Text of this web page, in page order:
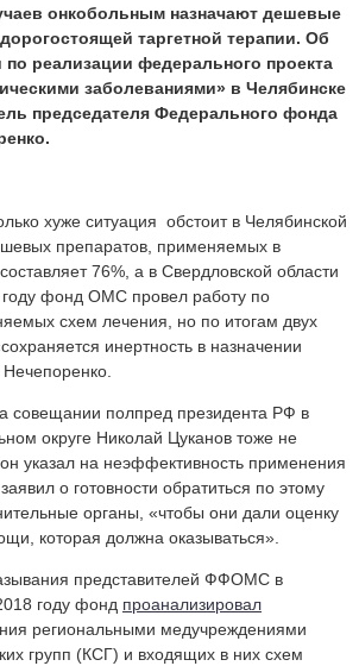
онкобольным назначают дешевые
таргетной терапии. Об
реализации федерального проекта
заболеваниями» в Челябинске
председателя Федерального фонда
хуже ситуация обстоит в Челябинской
препаратов, применяемых в
76%, а в Свердловской области
фонд ОМС провел работу по
схем лечения, но по итогам двух
инертность в назначении
совещании полпред президента РФ в
округе Николай Цуканов тоже не
указал на неэффективность применения
о готовности обратиться по этому
органы, «чтобы они дали оценку
которая должна оказываться».
представителей ФФОМС в
году фонд проанализировал
региональными медучреждениями
групп (КСГ) и входящих в них схем